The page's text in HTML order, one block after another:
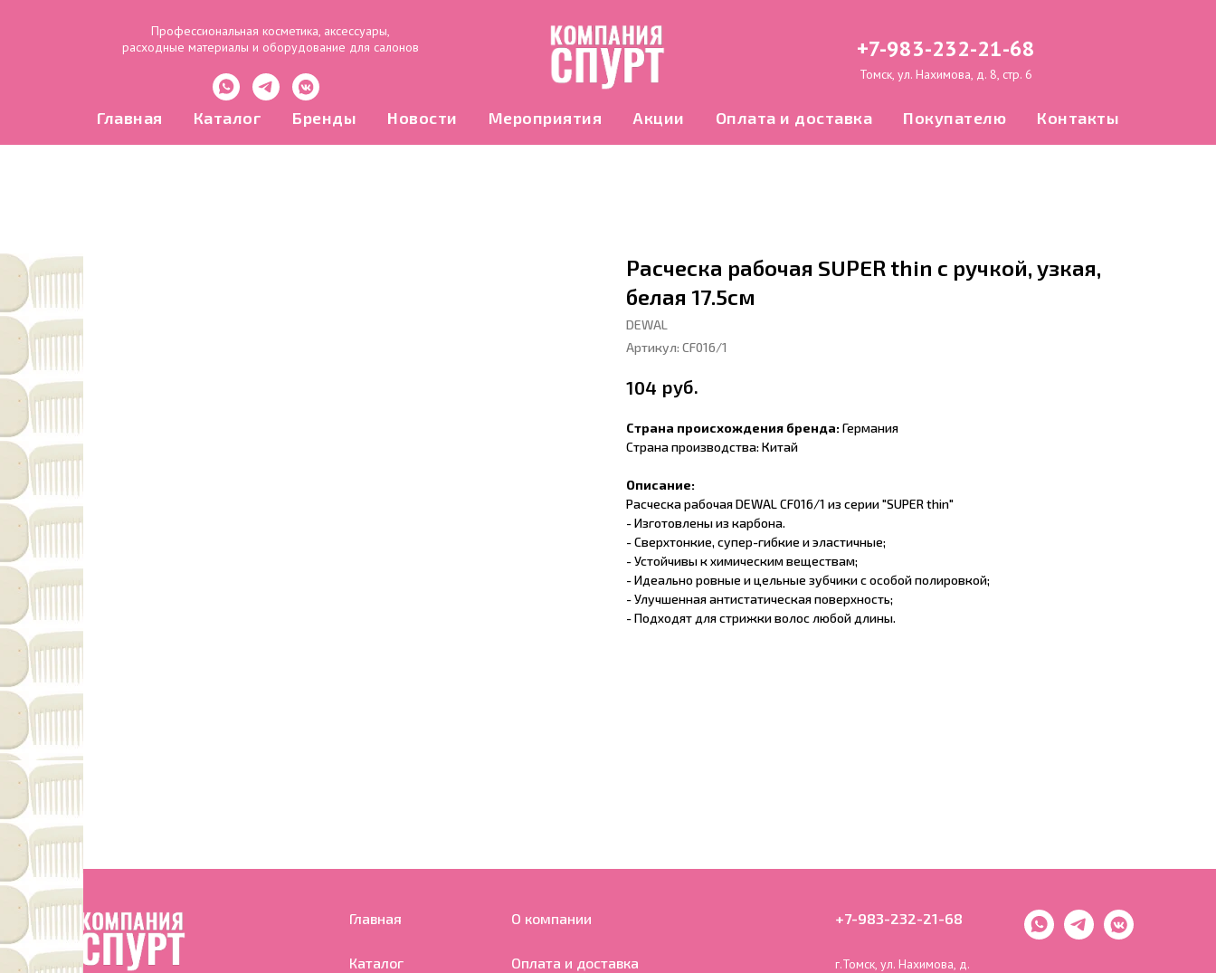
Профессиональная косметика, аксессуары,
расходные материалы и оборудование для салонов
+7-983-232-21-68
Томск, ул. Нахимова, д. 8, стр. 6
Главная Каталог Бренды Новости Мероприятия Акции Оплата и доставка Покупателю Контакты
Расческа рабочая SUPER thin с ручкой, узкая,
белая 17.5см
DEWAL
Артикул: CF016/1
104 руб.
Страна происхождения бренда:Германия
Страна производства: Китай
Описание:
Расческа рабочая DEWAL CF016/1 из серии "SUPER thin"
- Изготовлены из карбона.
- Сверхтонкие, супер-гибкие и эластичные;
- Устойчивы к химическим веществам;
- Идеально ровные и цельные зубчики с особой полировкой;
- Улучшенная антистатическая поверхность;
- Подходят для стрижки волос любой длины.
Главная
Каталог
О компании
Оплата и доставка
+7-983-232-21-68
г.Томск, ул. Нахимова, д.